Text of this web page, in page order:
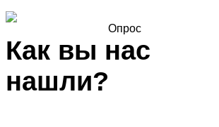
Опрос
Как вы нас
нашли?